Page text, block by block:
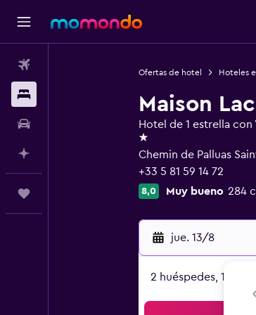
Ofertas de hotel Hoteles
Maison
Hotel de 1 estrella
1 estrella
Chemin de Palluas
+33 5 81 59 14 72
8,0 Muy bueno 284
jue. 13/8
2 huéspedes, 1